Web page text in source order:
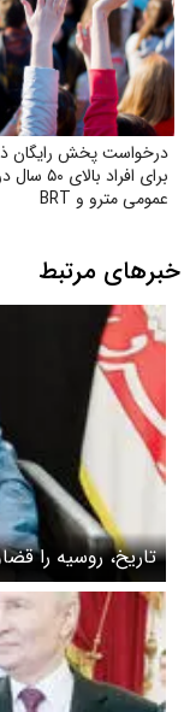
درخواست پخش رایگان
برای افراد
عمومی مترو و BRT
خبرهای مرتبط
تاریخ، روسیه را